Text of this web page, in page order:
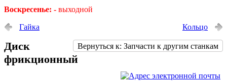
Воскресенье: - выходной
Гайка Кольцо
Вернуться к: Запчасти к другим станкам
Диск
фрикционный